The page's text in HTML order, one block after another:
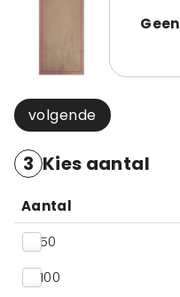
Geen
volgende
3 Kies aantal
Aantal
50
100